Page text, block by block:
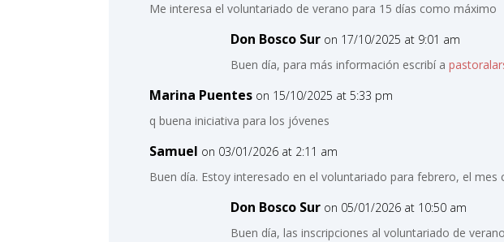
Me interesa el voluntariado de verano para 15 días como máximo
Don Bosco Sur on 17/10/2025 at 9:01 am
Buen día, para más información escribí a
Marina Puentes on 15/10/2025 at 5:33 pm
q buena iniciativa para los jóvenes
Samuel on 03/01/2026 at 2:11 am
Buen día. Estoy interesado en el voluntariado para febrero, el
Don Bosco Sur on 05/01/2026 at 10:50 am
Buen día, las inscripciones al voluntariado de